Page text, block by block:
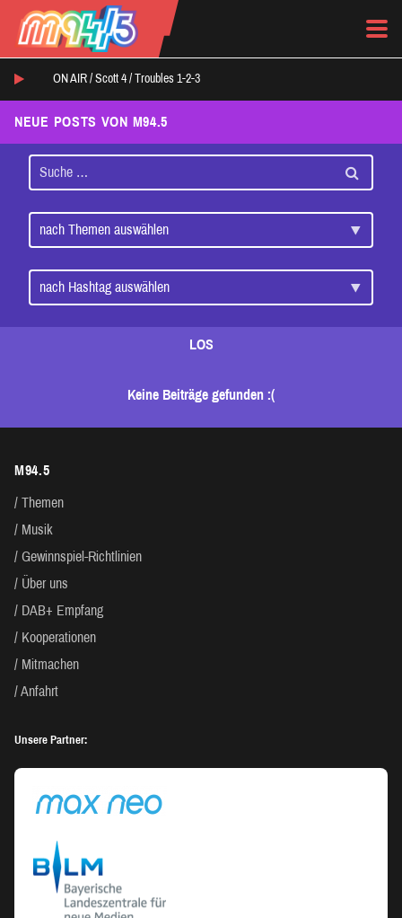
ON AIR / Scott 4/ Troubles 1-2-3
NEUE POSTS VON M94.5
LOS
Keine Beiträge gefunden :(
M94.5
Themen
Musik
Gewinnspiel-Richtlinien
Über uns
DAB+ Empfang
Kooperationen
Mitmachen
Anfahrt
Unsere Partner: